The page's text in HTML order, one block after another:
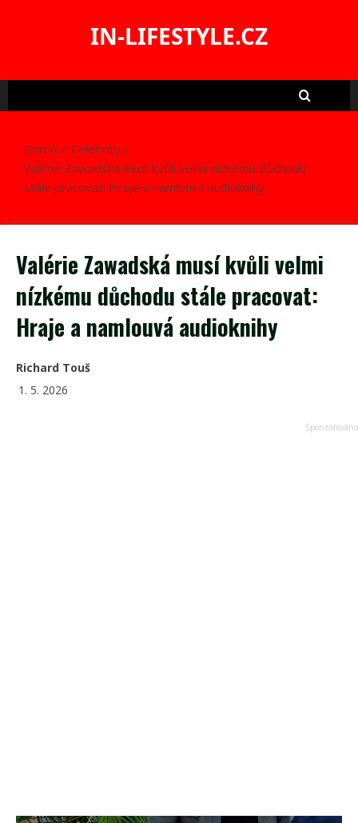
IN-LIFESTYLE.CZ
Domů
Celebrity
Valérie Zawadská musí kvůli velmi nízkému důchodu
stále pracovat: Hraje a namlouvá audioknihy
Valérie Zawadská musí kvůli velmi
nízkému důchodu stále pracovat:
Hraje a namlouvá audioknihy
Richard Touš
1. 5. 2026